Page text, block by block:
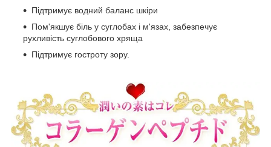
Підтримує водний баланс шкіри
Пом'якшує біль у суглобах і м'язах, забезпечує
рухливість суглобового хряща
Підтримує гостроту зору.